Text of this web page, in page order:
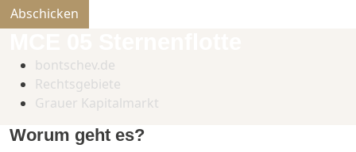
Bitte nicht ausfüllen.
Abschicken
bontschev.de
Rechtsgebiete
Grauer Kapitalmarkt
Worum geht es?